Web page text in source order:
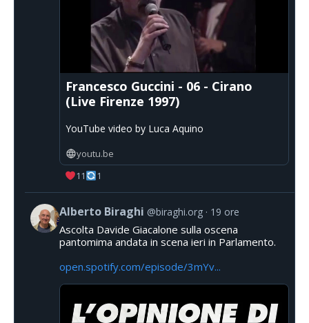
Francesco Guccini - 06 - Cirano
(Live Firenze 1997)
YouTube video by Luca Aquino
youtu.be
11
1
Alberto Biraghi @biraghi.org 19 ore
Ascolta Davide Giacalone sulla oscena
pantomima andata in scena ieri in Parlamento.
open.spotify.com/episode/3mYv...